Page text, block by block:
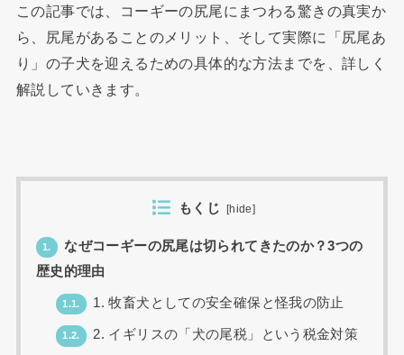
この記事では、コーギーの尻尾にまつわる驚きの真実か
ら、尻尾があることのメリット、そして実際に「尻尾あ
り」の子犬を迎えるための具体的な方法までを、詳しく
解説していきます。
もくじ [hide]
1.
なぜコーギーの尻尾は切られてきたのか？3つの
歴史的理由
1.1. 1. 牧畜犬としての安全確保と怪我の防止
1.2. 2. イギリスの「犬の尾税」という税金対策